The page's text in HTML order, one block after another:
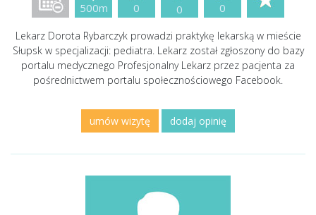
500m 0 0 0
Lekarz Dorota Rybarczyk prowadzi praktykę lekarską w mieście
Słupsk w specjalizacji: pediatra. Lekarz został zgłoszony do bazy
portalu medycznego Profesjonalny Lekarz przez pacjenta za
pośrednictwem portalu społecznościowego Facebook.
umów wizytę dodaj opinię